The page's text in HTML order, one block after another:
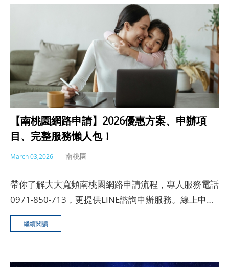
【南桃園網路申請】2026優惠方案、申辦項
目、完整服務懶人包！
March 03,2026 南桃園
帶你了解大大寬頻南桃園網路申請流程，專人服務電話
0971-850-713，更提供LINE諮詢申辦服務。線上申請
快速、方便，安裝時間快速&服務時段彈性。業務申辦
再專屬優惠！
繼續閱讀